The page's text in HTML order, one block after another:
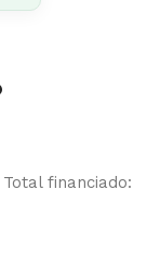
Total financiado: